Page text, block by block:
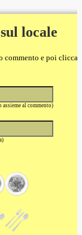
locale
commento e poi clicca
al commento)